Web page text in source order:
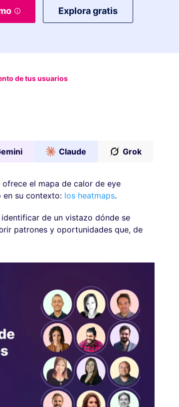
Explora gratis
de tus usuarios
Claude Grok
el mapa de calor de eye
en su contexto: los heatmaps.
de un vistazo dónde se
patrones y oportunidades que, de